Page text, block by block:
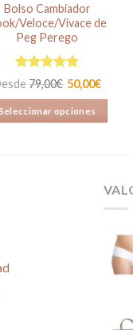
Bolso Cambiador
Veloce/Vivace de
Peg Perego
Valorado en
de 5
79,00€ 50,00€
opciones